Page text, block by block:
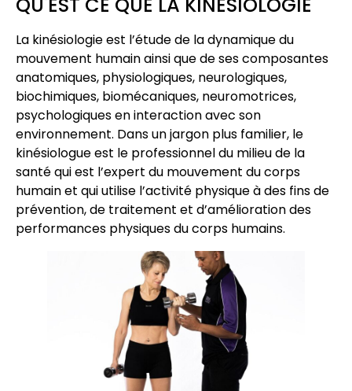
La kinésiologie est l’étude de la dynamique du
mouvement humain ainsi que de ses composantes
anatomiques, physiologiques, neurologiques,
biochimiques, biomécaniques, neuromotrices,
psychologiques en interaction avec son
environnement. Dans un jargon plus familier, le
kinésiologue est le professionnel du milieu de la
santé qui est l’expert du mouvement du corps
humain et qui utilise l’activité physique à des fins de
prévention, de traitement et d’amélioration des
performances physiques du corps humains.